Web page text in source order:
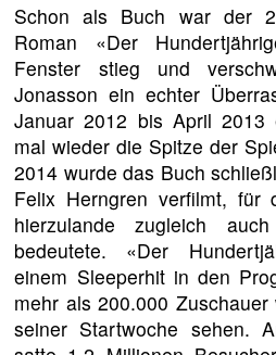
Schon als Buch war der
Roman «Der
Fenster stieg und
Jonasson ein echter
Januar 2012 bis April 2013
mal wieder die Spitze der
2014 wurde das Buch
Felix Herngren verfilmt, für
hierzulande zugleich
bedeutete. «Der
einem Sleeperhit in den
mehr als 200.000
seiner Startwoche sehen.